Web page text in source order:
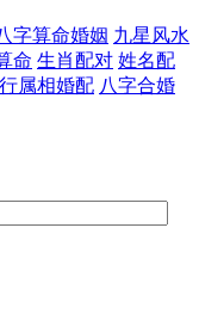
字算命婚姻 九星风水
命 生肖配对 姓名配
属相婚配 八字合婚